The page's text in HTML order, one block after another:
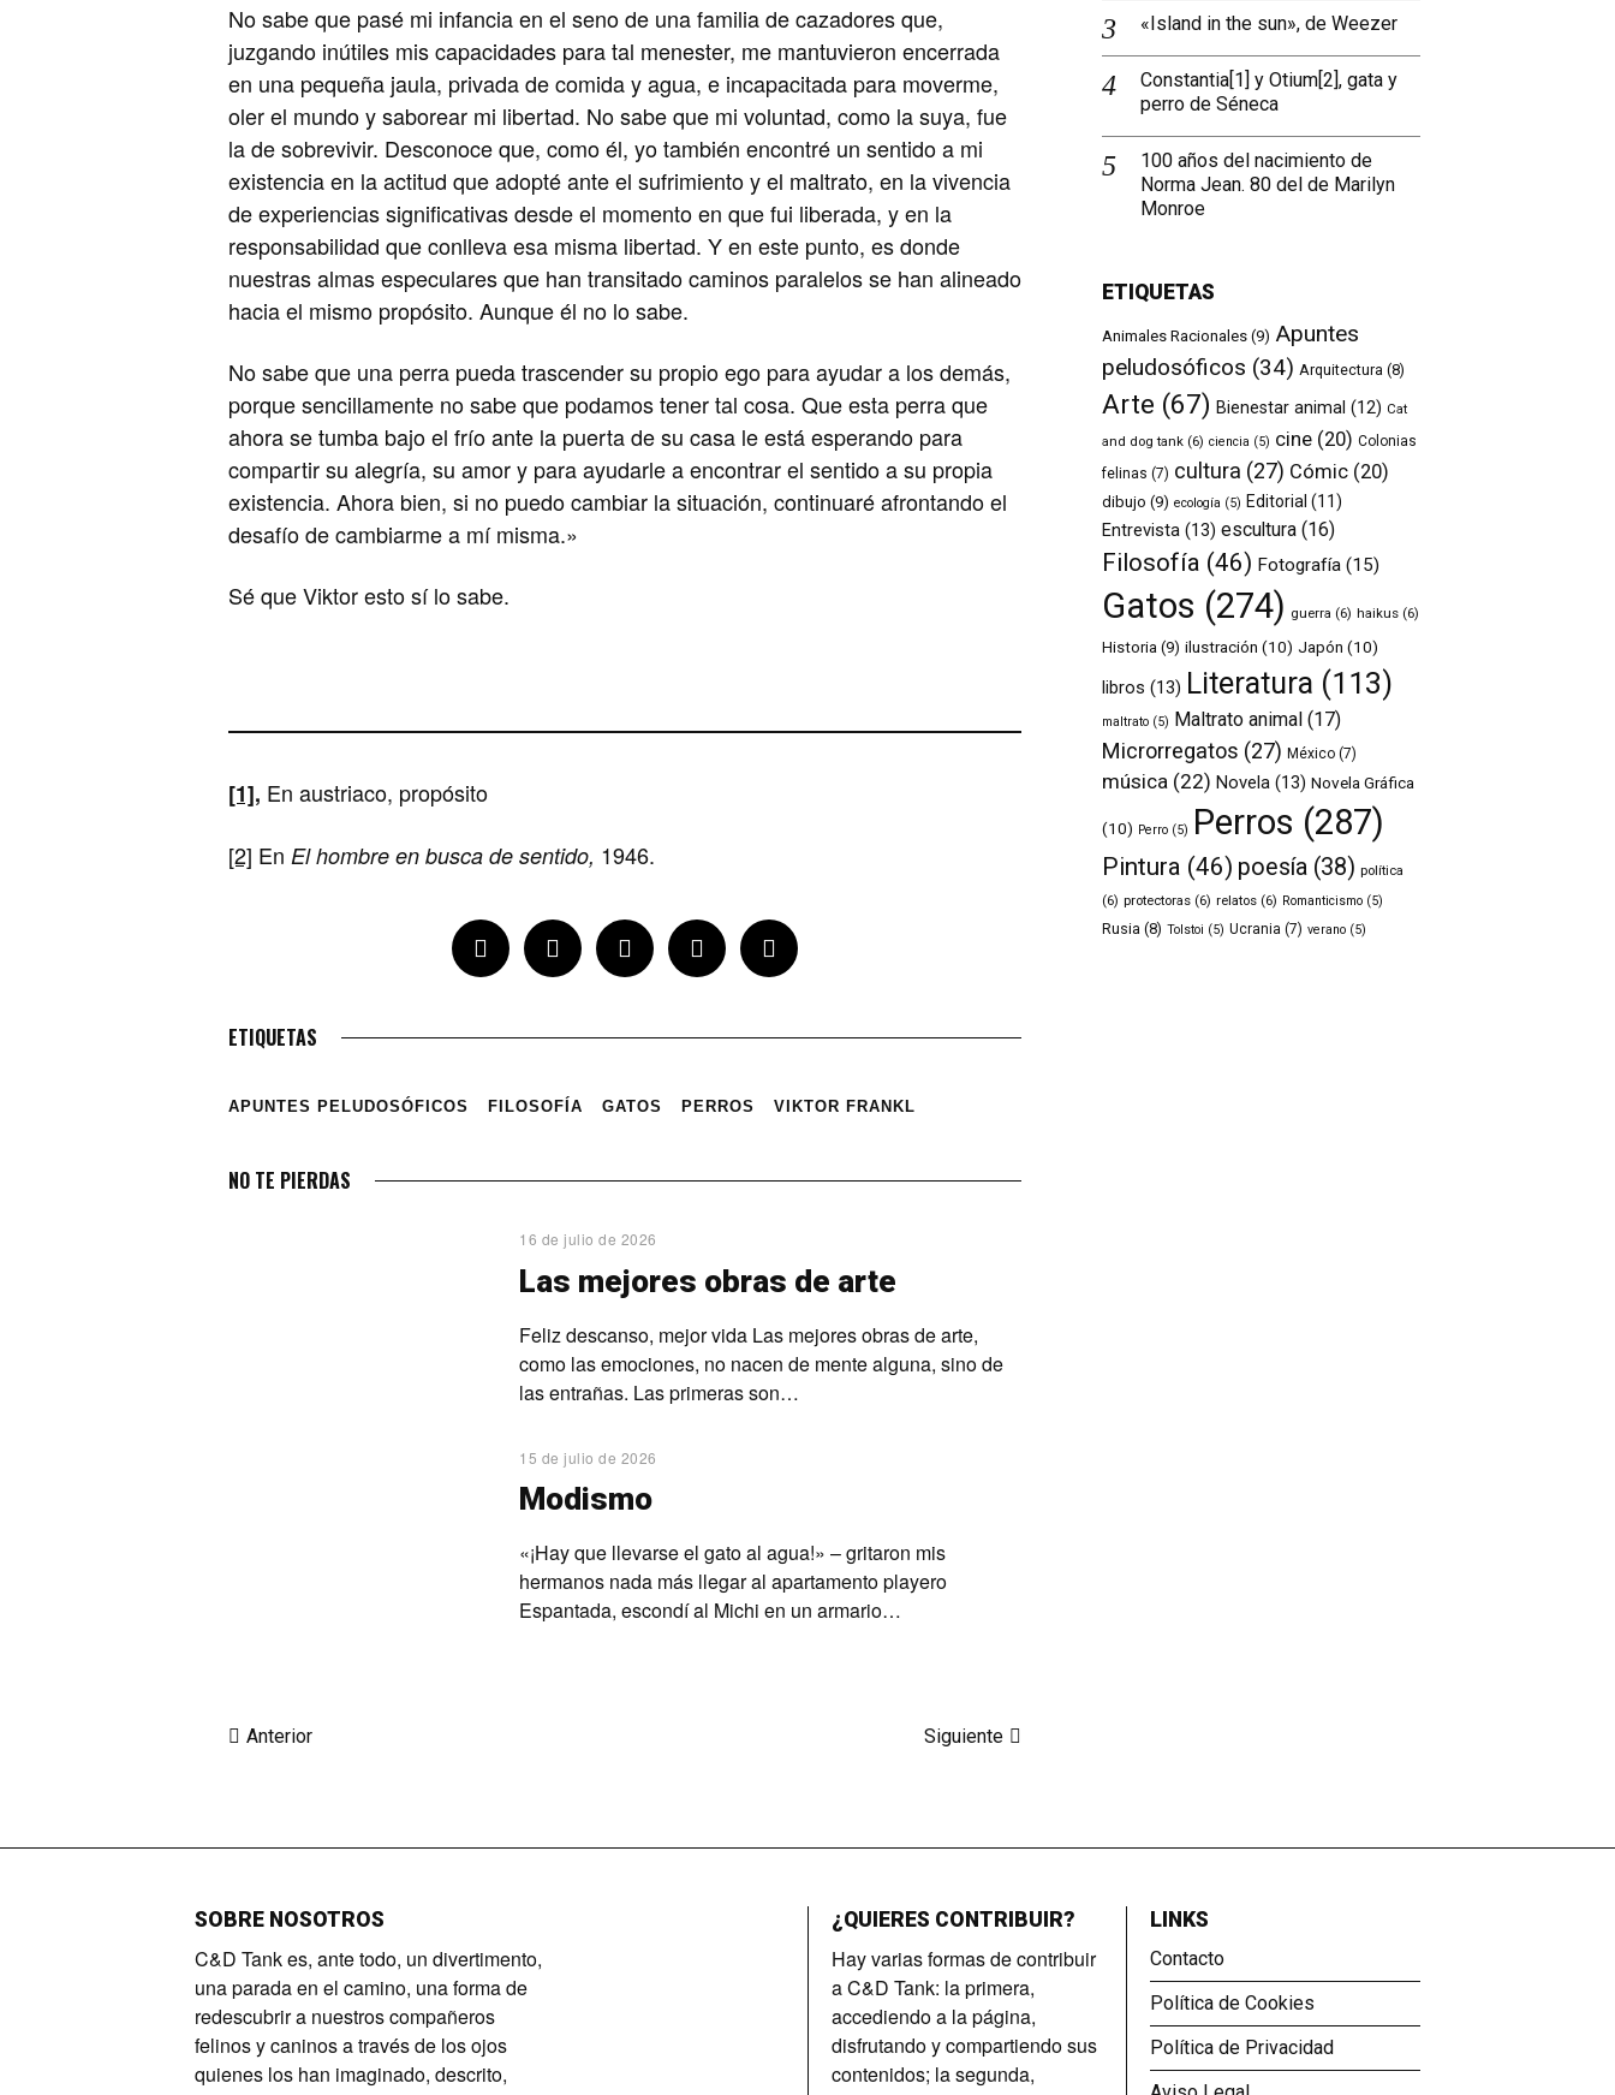
No sabe que pasé mi infancia en el seno de una familia de cazadores que,
juzgando inútiles mis capacidades para tal menester, me mantuvieron encerrada
en una pequeña jaula, privada de comida y agua, e incapacitada para moverme,
oler el mundo y saborear mi libertad. No sabe que mi voluntad, como la suya, fue
la de sobrevivir. Desconoce que, como él, yo también encontré un sentido a mi
existencia en la actitud que adopté ante el sufrimiento y el maltrato, en la vivencia
de experiencias significativas desde el momento en que fui liberada, y en la
responsabilidad que conlleva esa misma libertad. Y en este punto, es donde
nuestras almas especulares que han transitado caminos paralelos se han alineado
hacia el mismo propósito. Aunque él no lo sabe.
No sabe que una perra pueda trascender su propio ego para ayudar a los demás,
porque sencillamente no sabe que podamos tener tal cosa. Que esta perra que
ahora se tumba bajo el frío ante la puerta de su casa le está esperando para
compartir su alegría, su amor y para ayudarle a encontrar el sentido a su propia
existencia. Ahora bien, si no puedo cambiar la situación, continuaré afrontando el
desafío de cambiarme a mí misma.»
Sé que Viktor esto sí lo sabe.
[1], En austriaco, propósito
[2] En El hombre en busca de sentido, 1946.
ETIQUETAS
APUNTES PELUDOSÓFICOS FILOSOFÍA GATOS PERROS VIKTOR FRANKL
NO TE PIERDAS
16 de julio de 2026
Las mejores obras de arte
Feliz descanso, mejor vida Las mejores obras de arte,
como las emociones, no nacen de mente alguna, sino de
las entrañas. Las primeras son…
15 de julio de 2026
Modismo
«¡Hay que llevarse el gato al agua!» – gritaron mis
hermanos nada más llegar al apartamento playero
Espantada, escondí al Michi en un armario…
Anterior Siguiente
«Island in the sun», de Weezer
Constantia[1] y Otium[2], gata y
perro de Séneca
100 años del nacimiento de
Norma Jean. 80 del de Marilyn
Monroe
ETIQUETAS
Animales Racionales (9) Apuntes
peludosóficos (34) Arquitectura (8)
Arte (67) Bienestar animal (12) Cat
and dog tank (6) ciencia (5) cine (20) Colonias
felinas (7) cultura (27) Cómic (20)
dibujo (9) ecología (5) Editorial (11)
Entrevista (13) escultura (16)
Filosofía (46) Fotografía (15)
Gatos (274) guerra (6) haikus (6)
Historia (9) ilustración (10) Japón (10)
libros (13) Literatura (113)
maltrato (5) Maltrato animal (17)
Microrregatos (27) México (7)
música (22) Novela (13) Novela Gráfica
(10) Perro (5) Perros (287)
Pintura (46) poesía (38) política
(6) protectoras (6) relatos (6) Romanticismo (5)
Rusia (8) Tolstoi (5) Ucrania (7) verano (5)
SOBRE NOSOTROS
C&D Tank es, ante todo, un divertimento,
una parada en el camino, una forma de
redescubrir a nuestros compañeros
felinos y caninos a través de los ojos
quienes los han imaginado, descrito,
¿QUIERES CONTRIBUIR?
Hay varias formas de contribuir
a C&D Tank: la primera,
accediendo a la página,
disfrutando y compartiendo sus
contenidos; la segunda,
LINKS
Contacto
Política de Cookies
Política de Privacidad